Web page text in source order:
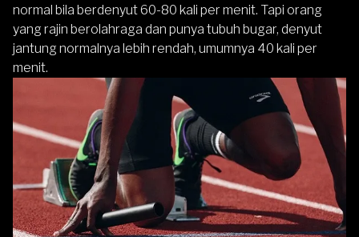
normal bila berdenyut 60-80 kali per menit. Tapi orang
yang rajin berolahraga dan punya tubuh bugar, denyut
jantung normalnya lebih rendah, umumnya 40 kali per
menit.